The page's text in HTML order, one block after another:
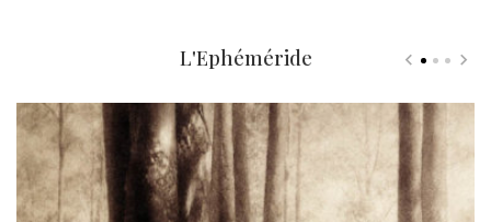
L'Ephéméride